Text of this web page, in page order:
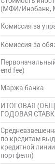
(МФИ/Инобанк,
Комиссия за
Комиссия за
end fee)
Маржа банка
ИТОГОВАЯ
ГОДОВАЯ
по кредитам
кредитной
портфеля)